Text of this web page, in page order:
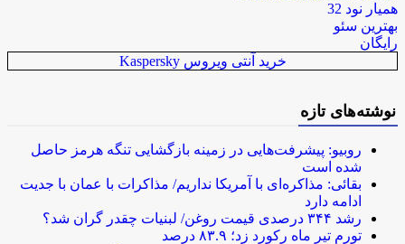
همیار نود 32
بهترین سئو
رایگان
خرید آنتی ویروس Kaspersky
نوشته‌های تازه
روبیو: پیشرفت‌هایی در زمینه بازگشایی تنگه هرمز حاصل
شده است
بقائی: مذاکره‌ای با آمریکا نداریم/ مذاکرات با عمان با جدیت
ادامه دارد
رشد ۳۴۴ درصدی قیمت روغن/ لبنیات چقدر گران شد؟
تورم تیر ماه رکورد زد؛ ۸۳.۹ درصد